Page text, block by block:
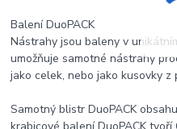
Balení DuoPACK
Nástrahy jsou baleny v
umožňuje samotné nástrahy
jako celek, nebo jako kusovky
Samotný blistr DuoPACK